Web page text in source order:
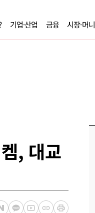
기업·산업 금융 시장·머니
, 대교